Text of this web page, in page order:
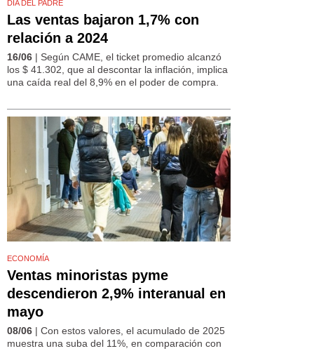
DÍA DEL PADRE
Las ventas bajaron 1,7% con
relación a 2024
16/06 | Según CAME, el ticket promedio alcanzó
los $ 41.302, que al descontar la inflación, implica
una caída real del 8,9% en el poder de compra.
ECONOMÍA
Ventas minoristas pyme
descendieron 2,9% interanual en
mayo
08/06 | Con estos valores, el acumulado de 2025
muestra una suba del 11%, en comparación con